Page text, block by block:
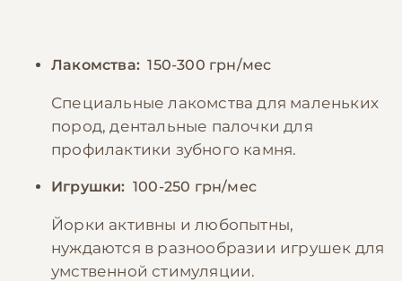
Лакомства: 150-300 грн/мес
Специальные лакомства для маленьких
пород, дентальные палочки для
профилактики зубного камня.
Игрушки: 100-250 грн/мес
Йорки активны и любопытны,
нуждаются в разнообразии игрушек для
умственной стимуляции.